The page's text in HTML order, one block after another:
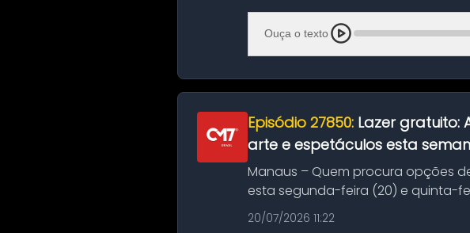
Ouça o texto
Episódio 27850: Lazer gratuito:
arte e espetáculos esta
Manaus – Quem procura opções
esta segunda-feira (20) e quinta-
história das ...
20/07/2026 11:22